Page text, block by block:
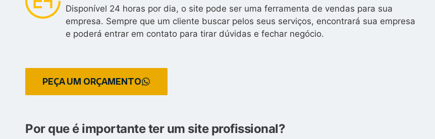
Disponível 24 horas por dia, o site pode ser uma ferramenta de vendas para sua
empresa. Sempre que um cliente buscar pelos seus serviços, encontrará sua empresa
e poderá entrar em contato para tirar dúvidas e fechar negócio.
PEÇA UM ORÇAMENTO
Por que é importante ter um site profissional?